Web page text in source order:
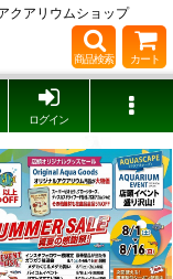
クアリウムショップ
商品検索 カート
ログイン